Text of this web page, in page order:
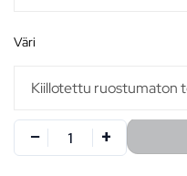
väri